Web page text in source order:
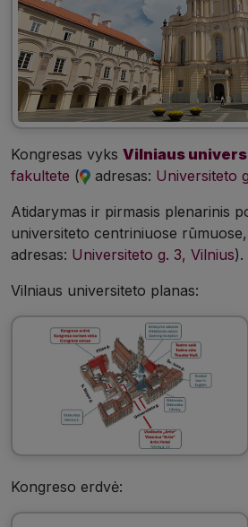
Kongresas vyks Vilniaus
fakultete ( adresas: Universiteto
Atidarymas ir pirmasis plenarinis
universiteto centriniuose rūmuose,
adresas: Universiteto g. 3, Vilnius).
Vilniaus universiteto planas:
Kongreso erdvė: